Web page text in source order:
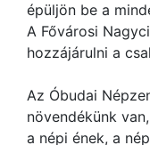
épüljön be a
A Fővárosi
hozzájárulni a
Az Óbudai
növendékünk
a népi ének, a